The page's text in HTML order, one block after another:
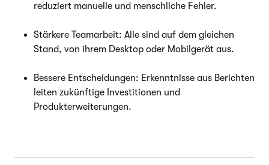
reduziert manuelle und menschliche Fehler.
Stärkere Teamarbeit: Alle sind auf dem gleichen
Stand, von ihrem Desktop oder Mobilgerät aus.
Bessere Entscheidungen: Erkenntnisse aus Berichten
leiten zukünftige Investitionen und
Produkterweiterungen.